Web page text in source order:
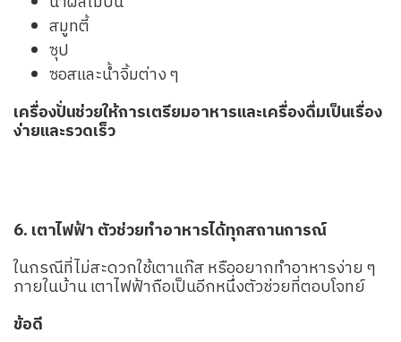
สมูทตี้
ซุป
ซอสและน้ำจิ้มต่าง ๆ
เครื่องปั่นช่วยให้การเตรียมอาหารและเครื่องดื่มเป็นเรื่อง
ง่ายและรวดเร็ว
6. เตาไฟฟ้า ตัวช่วยทำอาหารได้ทุกสถานการณ์
ในกรณีที่ไม่สะดวกใช้เตาแก๊ส หรืออยากทำอาหารง่าย ๆ
ภายในบ้าน เตาไฟฟ้าถือเป็นอีกหนึ่งตัวช่วยที่ตอบโจทย์
ข้อดี